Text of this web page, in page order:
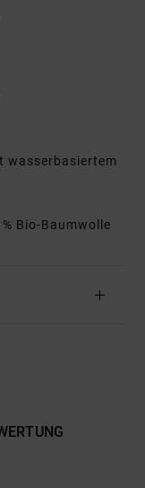
wasserbasiertem
Bio-Baumwolle